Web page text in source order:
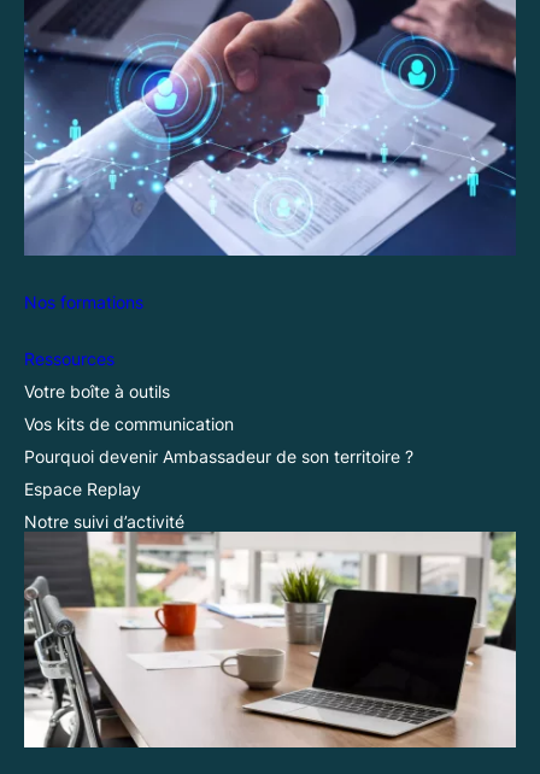
Nos formations
Ressources
Votre boîte à outils
Vos kits de communication
Pourquoi devenir Ambassadeur de son territoire ?
Espace Replay
Notre suivi d’activité